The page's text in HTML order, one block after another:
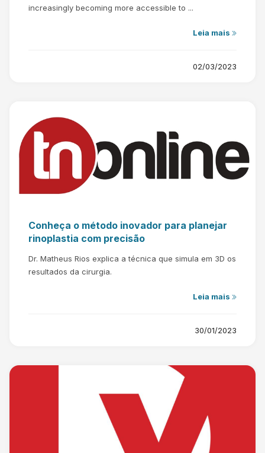
increasingly becoming more accessible to ...
Leia mais
02/03/2023
Conheça o método inovador para planejar
rinoplastia com precisão
Dr. Matheus Rios explica a técnica que simula em 3D os
resultados da cirurgia.
Leia mais
30/01/2023